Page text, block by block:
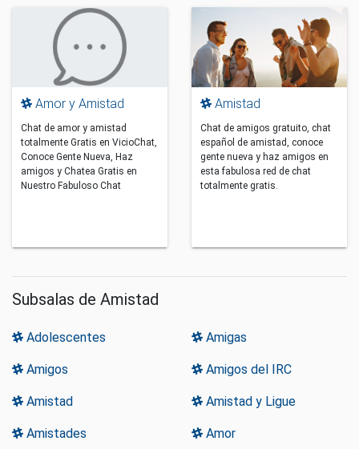
Amor y Amistad
Chat de amor y amistad
totalmente Gratis en VicioChat,
Conoce Gente Nueva, Haz
amigos y Chatea Gratis en
Nuestro Fabuloso Chat
Amistad
Chat de amigos gratuito, chat
español de amistad, conoce
gente nueva y haz amigos en
esta fabulosa red de chat
totalmente gratis.
Subsalas de Amistad
Adolescentes Amigas
Amigos Amigos del IRC
Amistad Amistad y Ligue
Amistades Amor